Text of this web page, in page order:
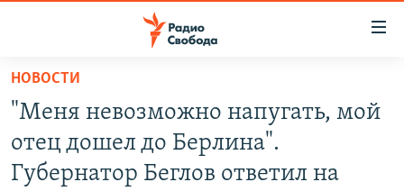
упрощенного
доступа
основному
ПРОГРАММЫ
АВТОРСКИЕ ПРОЕКТЫ
НОВОСТИ
"Меня невозможно напугать, мой
отец дошел до Берлина".
Губернатор Беглов ответил на